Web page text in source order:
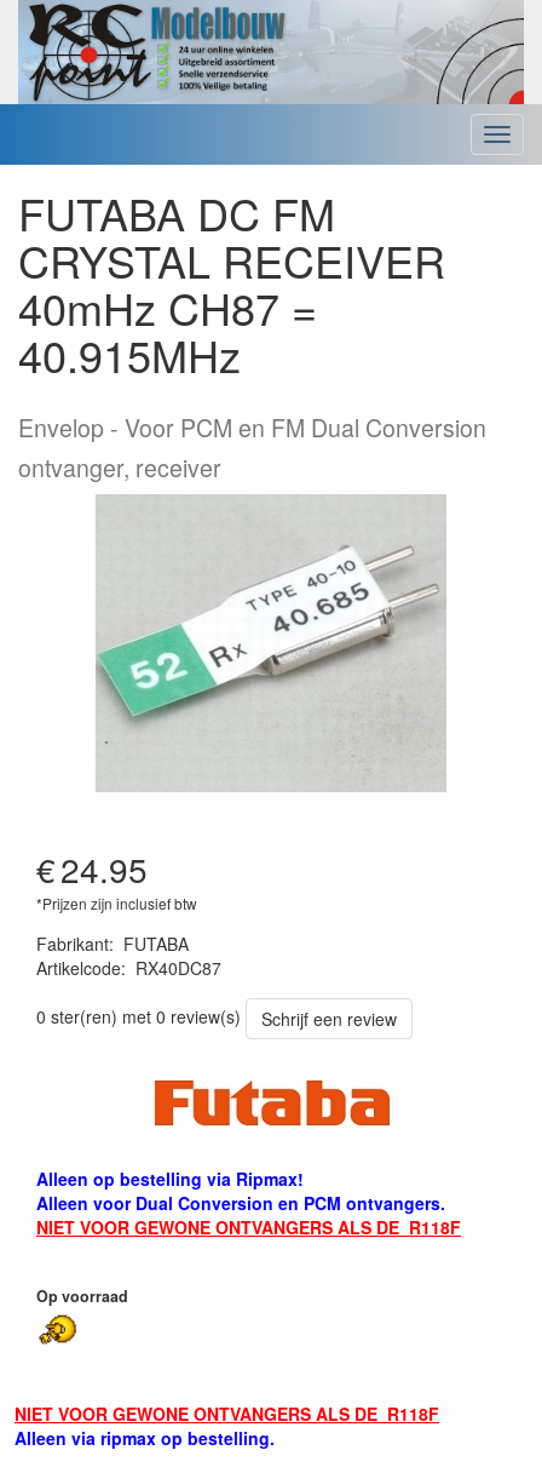
Menu
FUTABA DC FM
CRYSTAL RECEIVER
40mHz CH87 =
40.915MHz
Envelop
Voor PCM en FM Dual Conversion
ontvanger, receiver
€24.95
*Prijzen zijn inclusief btw
Fabrikant: FUTABA
Artikelcode: RX40DC87
0 ster(ren) met 0 review(s)
Schrijf een review
Alleen op bestelling via Ripmax!
Alleen voor Dual Conversion en PCM ontvangers.
NIET VOOR GEWONE ONTVANGERS ALS DE R118F
Op voorraad
NIET VOOR GEWONE ONTVANGERS ALS DE R118F
Alleen via ripmax op bestelling.